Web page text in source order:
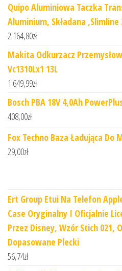
Quipo Aluminiowa Taczka
Aluminium, Składana ,Slimline
2 164,80zł
Makita Odkurzacz
Vc1310Lx1 13L
1 649,99zł
Bosch PBA 18V 4,0Ah
408,00zł
Fox Techno Baza Ładująca Do
29,00zł
Ert Group Etui Na Telefon
Case Oryginalny I Oficjalnie
Przez Disney, Wzór Stich 021,
Dopasowane Plecki
56,74zł